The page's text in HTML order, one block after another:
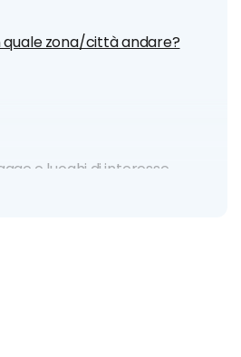
quale zona/città andare?
e luoghi di interesse